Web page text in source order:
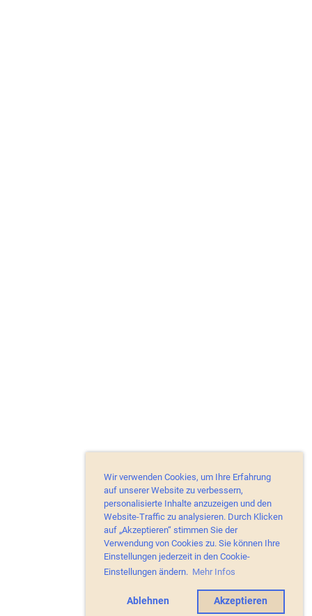
Wir verwenden Cookies, um Ihre Erfahrung
auf unserer Website zu verbessern,
personalisierte Inhalte anzuzeigen und den
Website-Traffic zu analysieren. Durch Klicken
auf „Akzeptieren“ stimmen Sie der
Verwendung von Cookies zu. Sie können Ihre
Einstellungen jederzeit in den Cookie-
Einstellungen ändern. Mehr Infos
Ablehnen Akzeptieren